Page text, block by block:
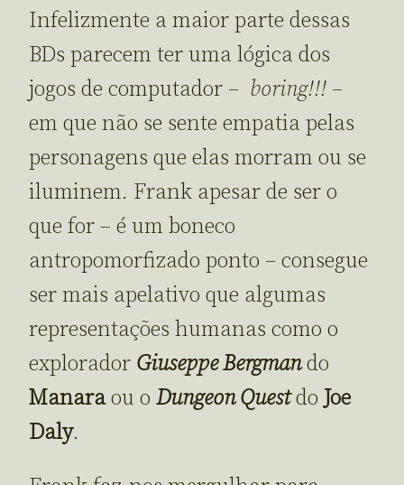
Infelizmente a maior parte dessas
BDs parecem ter uma lógica dos
jogos de computador – boring!!! –
em que não se sente empatia pelas
personagens que elas morram ou se
iluminem. Frank apesar de ser o
que for – é um boneco
antropomorfizado ponto – consegue
ser mais apelativo que algumas
representações humanas como o
explorador Giuseppe Bergmando
Manaraou o Dungeon Questdo Joe
Daly.